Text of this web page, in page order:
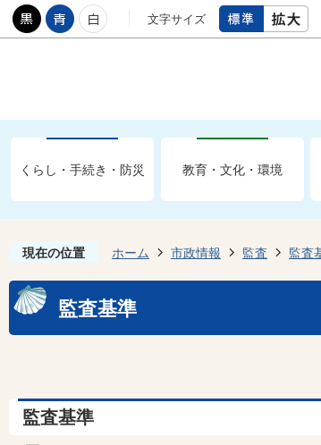
文字サイズ
くらし・手続き・防災 教育・文化・環境
現在の位置 ホーム 市政情報 監査 監査
監査基準
監査基準